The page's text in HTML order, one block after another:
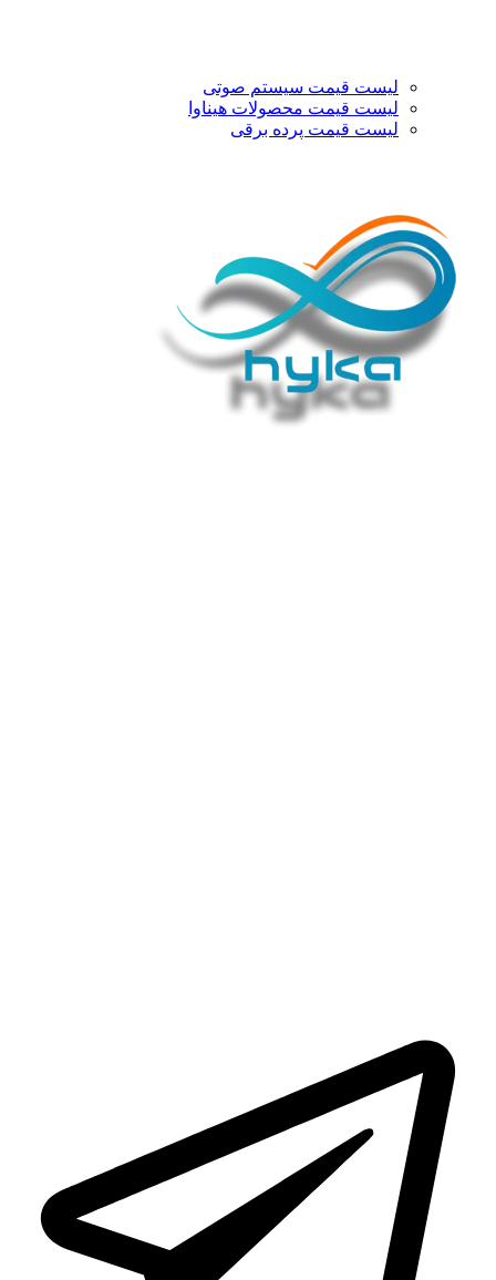
لیست قیمت سیستم صوتی
لیست قیمت محصولات هیناوا
لیست قیمت پرده برقی